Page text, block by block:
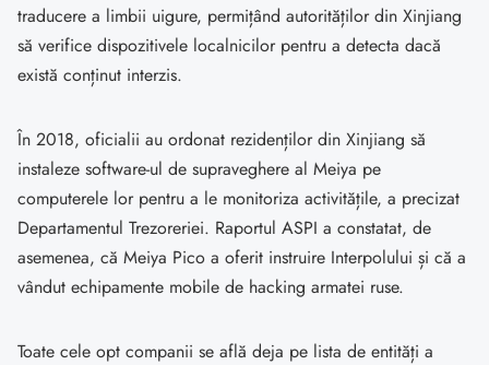
traducere a limbii uigure, permițând autorităților din Xinjiang
să verifice dispozitivele localnicilor pentru a detecta dacă
există conținut interzis.
În 2018, oficialii au ordonat rezidenților din Xinjiang să
instaleze software-ul de supraveghere al Meiya pe
computerele lor pentru a le monitoriza activitățile, a precizat
Departamentul Trezoreriei. Raportul ASPI a constatat, de
asemenea, că Meiya Pico a oferit instruire Interpolului și că a
vândut echipamente mobile de hacking armatei ruse.
Toate cele opt companii se află deja pe lista de entități a